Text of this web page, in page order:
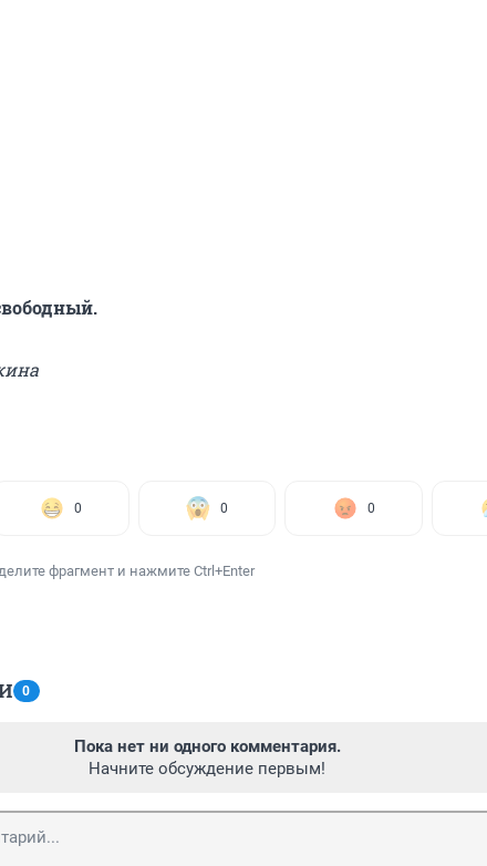
0 0 0
фрагмент и нажмите Ctrl+Enter
0
Пока нет ни одного комментария.
Начните обсуждение первым!